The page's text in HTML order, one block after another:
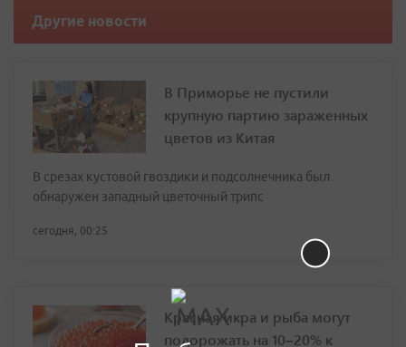
Другие новости
В Приморье не пустили
крупную партию зараженных
цветов из Китая
В срезах кустовой гвоздики и подсолнечника был
обнаружен западный цветочный трипс
сегодня, 00:25
Красная икра и рыба могут
подорожать на 10–20% к